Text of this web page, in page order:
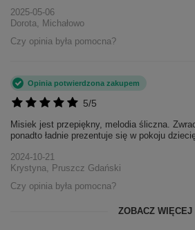
2025-05-06
Dorota, Michałowo
Czy opinia była pomocna?
5/5
Opinia potwierdzona zakupem
Misiek jest przepiękny, melodia śliczna.
ponadto ładnie prezentuje się w pokoju
2024-10-21
Krystyna, Pruszcz Gdański
Czy opinia była pomocna?
ZOBACZ WIĘCEJ